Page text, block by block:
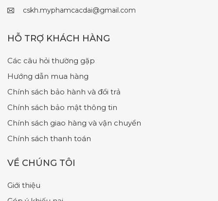
cskh.myphamcacdai@gmail.com
HỖ TRỢ KHÁCH HÀNG
Các câu hỏi thường gặp
Hướng dẫn mua hàng
Chính sách bảo hành và đổi trả
Chính sách bảo mật thông tin
Chính sách giao hàng và vận chuyển
Chính sách thanh toán
VỀ CHÚNG TÔI
Giới thiệu